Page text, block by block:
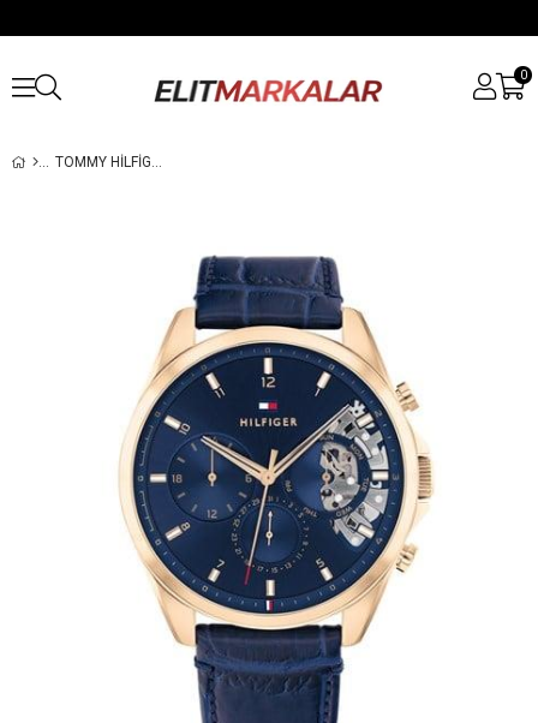
0
TOMMY HILFIGER TH1710451 ERKEK KOL SAATI